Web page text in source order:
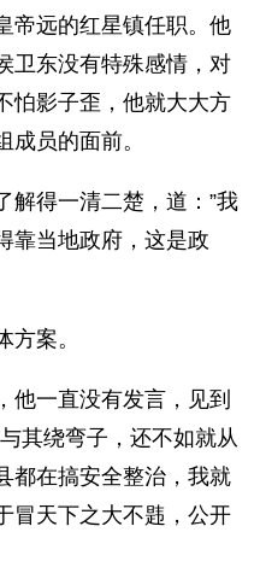
帝远的红星镇任职。他
卫东没有特殊感情，对
怕影子歪，他就大大方
员的面前。
解得一清二楚，道：”我
靠当地政府，这是政
案。
他一直没有发言，见到
其绕弯子，还不如就从
都在搞安全整治，我就
冒天下之大不韪，公开